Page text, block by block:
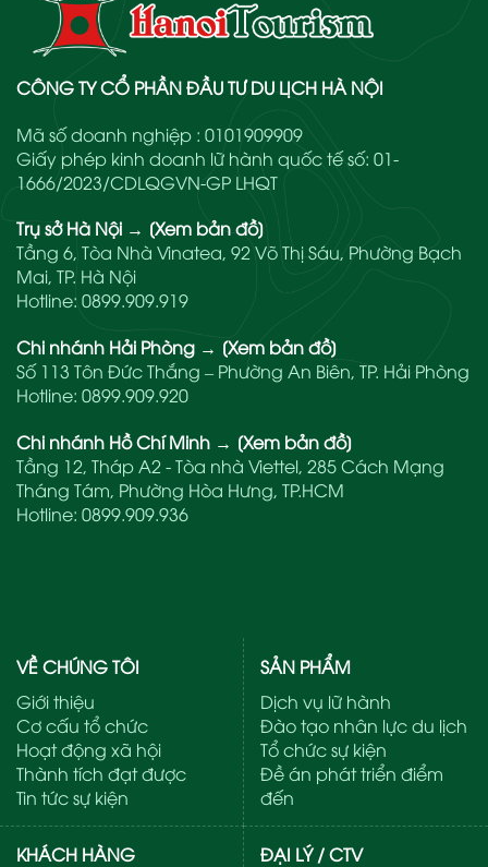
CÔNG TY CỔ PHẦN ĐẦU TƯ DU LỊCH HÀ NỘI
Mã số doanh nghiệp : 0101909909
Giấy phép kinh doanh lữ hành quốc tế số: 01-
1666/2023/CDLQGVN-GP LHQT
Trụ sở Hà Nội → [Xem bản đồ]
Tầng 6, Tòa Nhà Vinatea, 92 Võ Thị Sáu, Phường Bạch
Mai, TP. Hà Nội
Hotline: 0899.909.919
Chi nhánh Hải Phòng → [Xem bản đồ]
Số 113 Tôn Đức Thắng – Phường An Biên, TP. Hải Phòng
Hotline: 0899.909.920
Chi nhánh Hồ Chí Minh → [Xem bản đồ]
Tầng 12, Tháp A2 - Tòa nhà Viettel, 285 Cách Mạng
Tháng Tám, Phường Hòa Hưng, TP.HCM
Hotline: 0899.909.936
VỀ CHÚNG TÔI
Giới thiệu
Cơ cấu tổ chức
Hoạt động xã hội
Thành tích đạt được
Tin tức sự kiện
SẢN PHẨM
Dịch vụ lữ hành
Đào tạo nhân lực du lịch
Tổ chức sự kiện
Đề án phát triển điểm
đến
KHÁCH HÀNG
ĐẠI LÝ / CTV